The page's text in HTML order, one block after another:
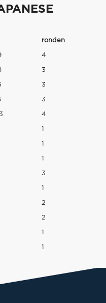
ronden
4
3
3
3
4
1
1
1
3
1
2
2
1
1